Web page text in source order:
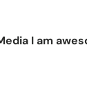
I am